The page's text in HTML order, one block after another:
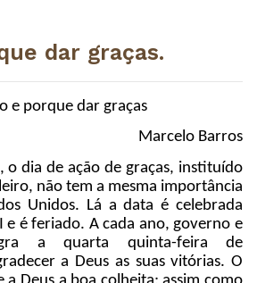
dar graças.
e porque dar graças
Marcelo Barros
o dia de ação de graças, instituído
não tem a mesma importância
Unidos. Lá a data é celebrada
e é feriado. A cada ano, governo e
a quarta quinta-feira de
a Deus as suas vitórias. O